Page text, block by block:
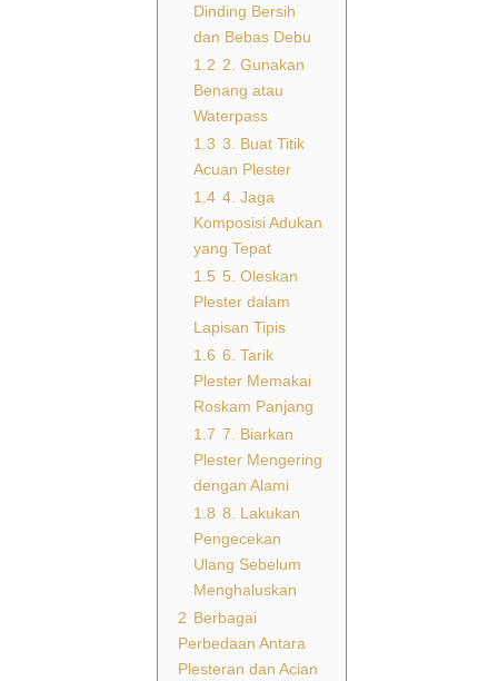
Dinding Bersih
dan Bebas Debu
1.2 2. Gunakan
Benang atau
Waterpass
1.3 3. Buat Titik
Acuan Plester
1.4 4. Jaga
Komposisi Adukan
yang Tepat
1.5 5. Oleskan
Plester dalam
Lapisan Tipis
1.6 6. Tarik
Plester Memakai
Roskam Panjang
1.7 7. Biarkan
Plester Mengering
dengan Alami
1.8 8. Lakukan
Pengecekan
Ulang Sebelum
Menghaluskan
2 Berbagai
Perbedaan Antara
Plesteran dan Acian